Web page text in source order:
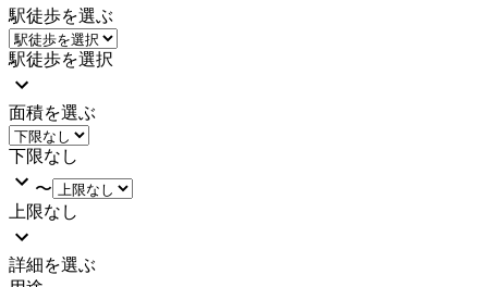
駅徒歩を選ぶ
駅徒歩を選択
面積を選ぶ
下限なし
〜
上限なし
詳細を選ぶ